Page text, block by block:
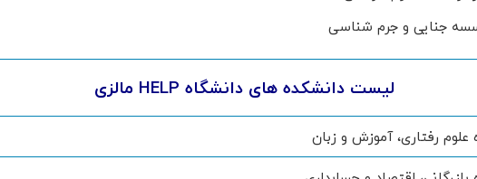
لیست دانشکده های دانشگاه HELP مالزی
علوم رفتاری، آموزش و زبان